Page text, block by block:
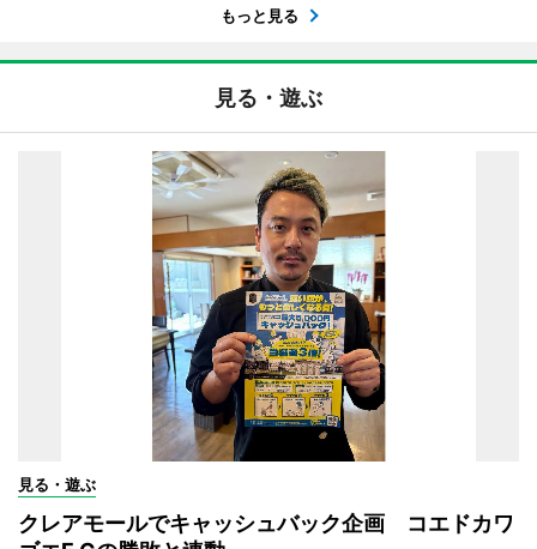
もっと見る
見る・遊ぶ
見る・遊ぶ
クレアモールでキャッシュバック企画 コエドカワ